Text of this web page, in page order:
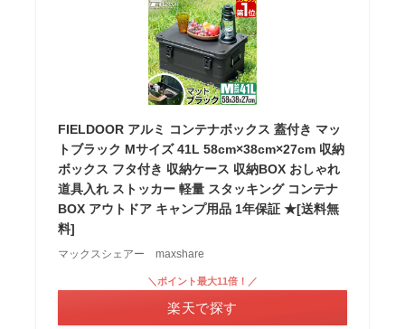
FIELDOOR アルミ コンテナボックス 蓋付き マッ
トブラック Mサイズ 41L 58cm×38cm×27cm 収納
ボックス フタ付き 収納ケース 収納BOX おしゃれ
道具入れ ストッカー 軽量 スタッキング コンテナ
BOX アウトドア キャンプ用品 1年保証 ★[送料無
料]
マックスシェアー maxshare
＼ポイント最大11倍！／
楽天で探す